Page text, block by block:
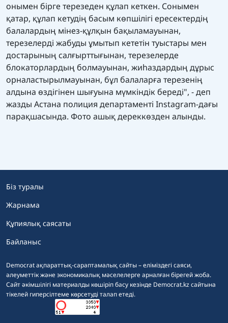
онымен бірге терезеден құлап кеткен. Сонымен
қатар, құлап кетудің басым көпшілігі ересектердің
балалардың мінез-құлқын бақыламауынан,
терезелерді жабуды ұмытып кететін туыстары мен
достарының салғырттығынан, терезелерде
блокаторлардың болмауынан, жиһаздардың дұрыс
орналастырылмауынан, бұл балаларға терезенің
алдына өздігінен шығуына мүмкіндік береді", - деп
жазды Астана полиция департаменті Instagram-дағы
парақшасында. Фото ашық дереккөзден алынды.
Democrat ақпараттық-сараптамалық сайты – еліміздегі саяси,
әлеуметтік және экономикалық мәселелерге арналған бірегей жоба.
Сайт әкімшілігі материалды көшіріп басу кезінде Democrat.kz сайтына
тікелей гиперсілтеме көрсетуді талап етеді.
Біз туралы
Жарнама
Құпиялық саясаты
Байланыс